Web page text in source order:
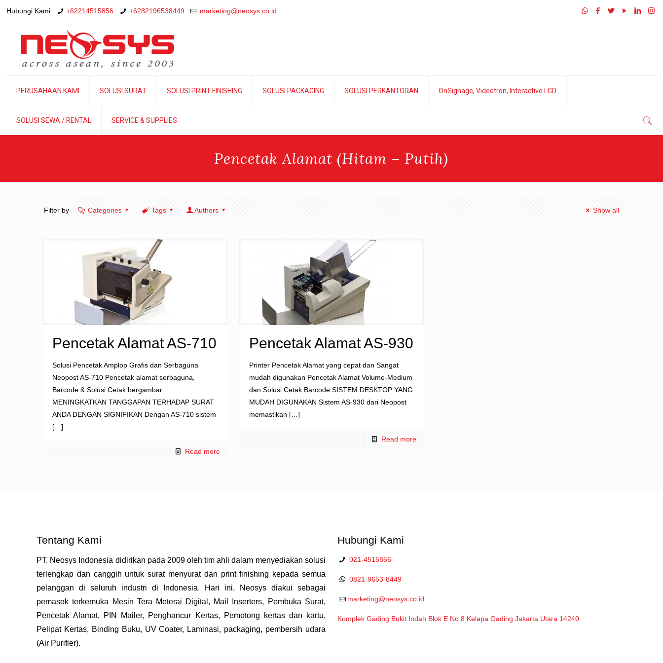
Hubungi Kami +62214515856 +6282196538449 marketing@neosys.co.id
PERUSAHAAN KAMI SOLUSI SURAT SOLUSI PRINT FINISHING SOLUSI PACKAGING SOLUSI PERKANTORAN OnSignage, Videotron, Interactive LCD
SOLUSI SEWA / RENTAL SERVICE & SUPPLIES
Pencetak Alamat (Hitam – Putih)
Filter by Categories Tags Authors Show all
Pencetak Alamat AS-710
Solusi Pencetak Amplop Grafis dan Serbaguna
Neopost AS-710 Pencetak alamat serbaguna,
Barcode & Solusi Cetak bergambar
MENINGKATKAN TANGGAPAN TERHADAP SURAT
ANDA DENGAN SIGNIFIKAN Dengan AS-710 sistem
[…]
Read more
Pencetak Alamat AS-930
Printer Pencetak Alamat yang cepat dan Sangat
mudah digunakan Pencetak Alamat Volume-Medium
dan Solusi Cetak Barcode SISTEM DESKTOP YANG
MUDAH DIGUNAKAN Sistem AS-930 dari Neopost
memastikan […]
Read more
Tentang Kami
PT. Neosys Indonesia didirikan pada 2009 oleh tim ahli dalam menyediakan solusi
terlengkap dan canggih untuk surat menyurat dan print finishing kepada semua
pelanggan di seluruh industri di Indonesia. Hari ini, Neosys diakui sebagai
pemasok terkemuka Mesin Tera Meterai Digital, Mail Inserters, Pembuka Surat,
Pencetak Alamat, PIN Mailer, Penghancur Kertas, Pemotong kertas dan kartu,
Pelipat Kertas, Binding Buku, UV Coater, Laminasi, packaging, pembersih udara
(Air Purifier).
Hubungi Kami
021-4515856
0821-9653-8449
marketing@neosys.co.id
Komplek Gading Bukit Indah Blok E No.8 Kelapa Gading Jakarta Utara 14240